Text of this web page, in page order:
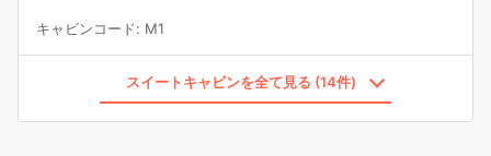
キャビンコード: M1
スイートキャビンを全て見る (14件)